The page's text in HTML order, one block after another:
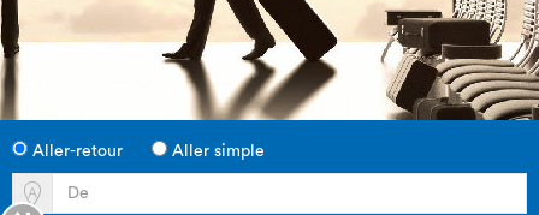
Aller-retour Aller simple